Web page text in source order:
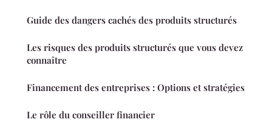
Guide des dangers cachés des produits structurés
Les risques des produits structurés que vous devez
connaître
Financement des entreprises : Options et stratégies
Le rôle du conseiller financier